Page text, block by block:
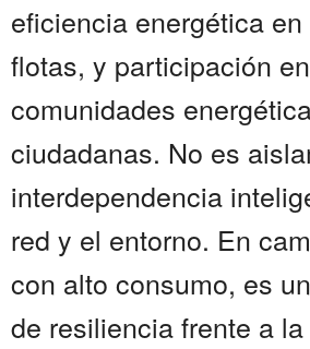
eficiencia energética
flotas, y participación en
comunidades
ciudadanas. No es
interdependencia
red y el entorno. En
con alto consumo, es
de resiliencia frente a